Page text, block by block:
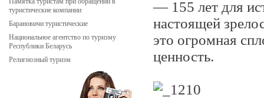
туристические компании
Барановичи туристические
Национальное агентство по туризму
Республики Беларусь
Религиозный туризм
— 155 лет для
настоящей
это огромная
ценность.